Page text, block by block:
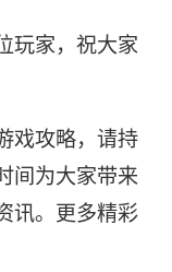
玩家，祝大家
戏攻略，请持
间为大家带来
讯。更多精彩